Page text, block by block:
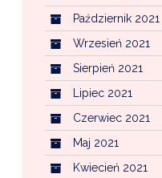
Październik 2021
Wrzesień 2021
Sierpień 2021
Lipiec 2021
Czerwiec 2021
Maj 2021
Kwiecień 2021